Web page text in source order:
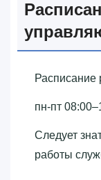
пн-пт
Следует
работы